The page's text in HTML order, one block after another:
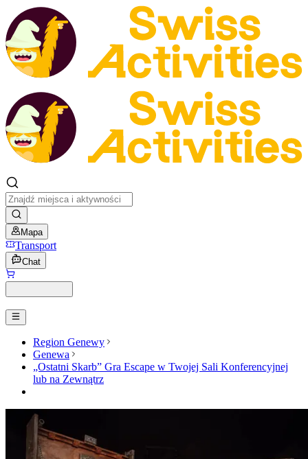
Mapa
Transport
Chat
Region Genewy
Genewa
„Ostatni Skarb” Gra Escape w Twojej Sali Konferencyjnej
lub na Zewnątrz